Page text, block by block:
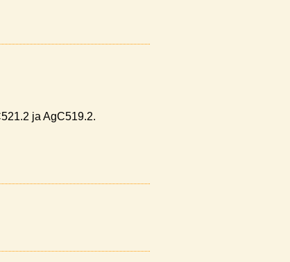
ja AgC519.2.